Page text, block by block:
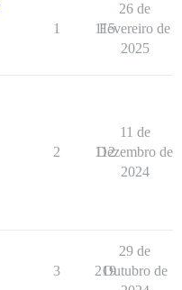
1 115
26 de
Fevereiro de
2025
2 112
11 de
Dezembro de
2024
3 219
29 de
Outubro de